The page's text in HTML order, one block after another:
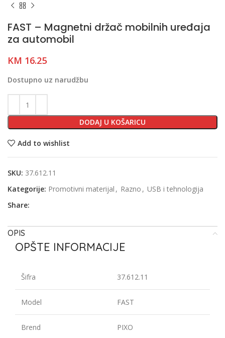
FAST – Magnetni držač mobilnih uređaja
za automobil
KM 16.25
Dostupno uz narudžbu
DODAJ U KOŠARICU
Add to wishlist
SKU: 37.612.11
Kategorije: Promotivni materijal , Razno , USB i tehnologija
Share:
OPIS
OPŠTE INFORMACIJE
Šifra 37.612.11
Model FAST
Brend PIXO